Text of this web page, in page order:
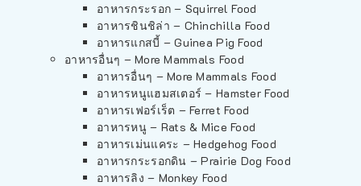
อาหารกระรอก – Squirrel Food
อาหารชินชิล่า – Chinchilla Food
อาหารแกสบี้ – Guinea Pig Food
อาหารอื่นๆ – More Mammals Food
อาหารอื่นๆ – More Mammals Food
อาหารหนูแฮมสเตอร์ – Hamster Food
อาหารเฟอร์เร็ต – Ferret Food
อาหารหนู – Rats & Mice Food
อาหารเม่นแคระ – Hedgehog Food
อาหารกระรอกดิน – Prairie Dog Food
อาหารลิง – Monkey Food